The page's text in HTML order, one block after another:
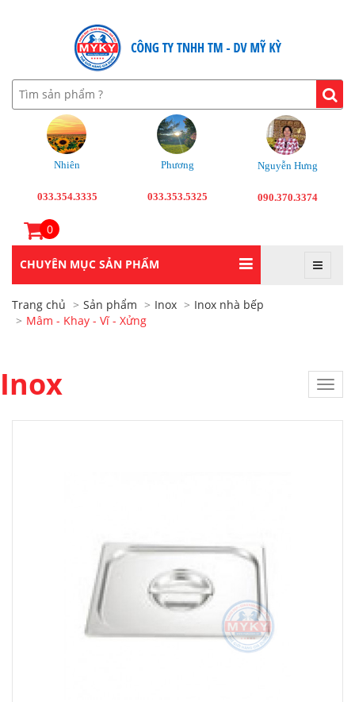
Nhiên
033.354.3335
Phương
033.353.5325
Nguyễn Hưng
090.370.3374
0
CHUYÊN MỤC SẢN PHẨM
Trang chủ Sản phẩm Inox
Inox nhà bếp
Mâm - Khay - Vĩ - Xửng
Inox